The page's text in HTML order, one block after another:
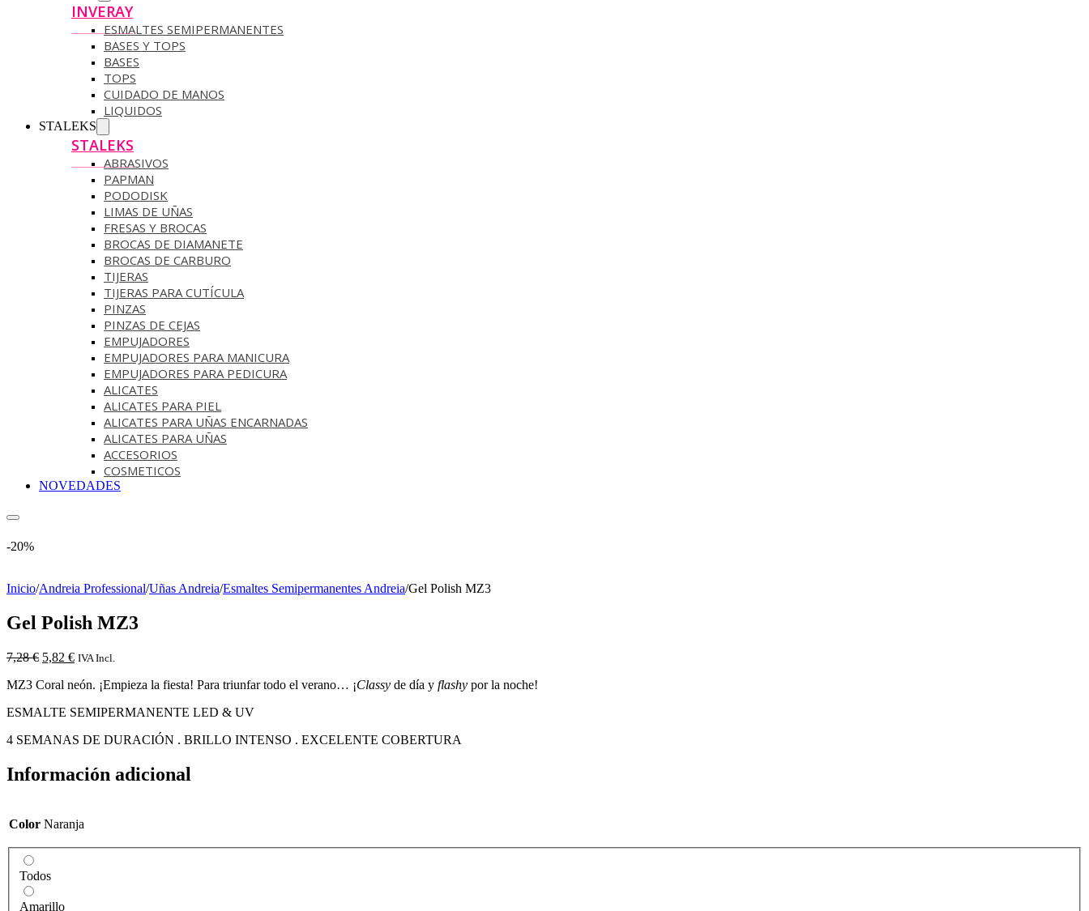
INVERAY
ESMALTES SEMIPERMANENTES
BASES Y TOPS
BASES
TOPS
CUIDADO DE MANOS
LIQUIDOS
STALEKS
STALEKS
ABRASIVOS
PAPMAN
PODODISK
LIMAS DE UÑAS
FRESAS Y BROCAS
BROCAS DE DIAMANETE
BROCAS DE CARBURO
TIJERAS
TIJERAS PARA CUTÍCULA
PINZAS
PINZAS DE CEJAS
EMPUJADORES
EMPUJADORES PARA MANICURA
EMPUJADORES PARA PEDICURA
ALICATES
ALICATES PARA PIEL
ALICATES PARA UÑAS ENCARNADAS
ALICATES PARA UÑAS
ACCESORIOS
COSMETICOS
NOVEDADES
-20%
Inicio/Andreia Professional/Uñas Andreia/Esmaltes Semipermanentes Andreia/Gel Polish MZ3
Gel Polish MZ3
7,28€ El
original
7,28 €.
5,82 €El
actual
5,82 €.
IVA Incl.
MZ3 Coral neón. ¡Empieza la fiesta! Para triunfar todo el verano… ¡Classy de día y flashy por la noche!
ESMALTE SEMIPERMANENTE LED & UV
4 SEMANAS DE DURACIÓN . BRILLO INTENSO . EXCELENTE COBERTURA
Información adicional
Color Naranja
Todos
Amarillo